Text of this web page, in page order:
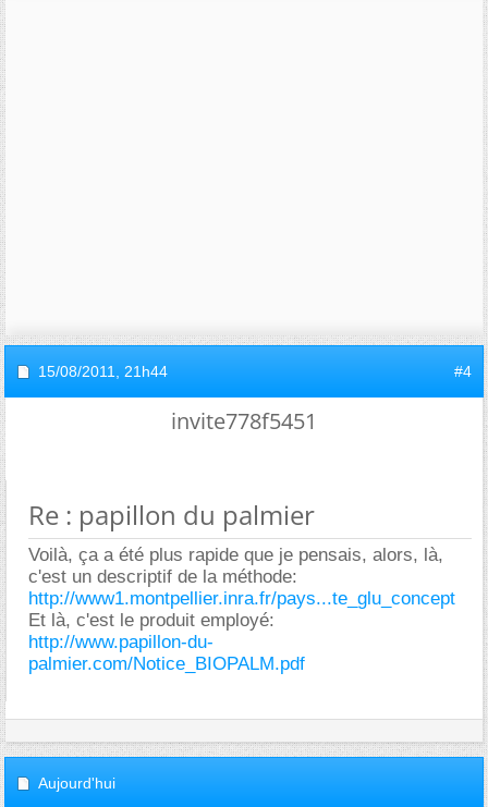
15/08/2011, 21h44 #4
invite778f5451
Re : papillon du palmier
Voilà, ça a été plus rapide que je pensais, alors, là,
c'est un descriptif de la méthode:
http://www1.montpellier.inra.fr/pays...te_glu_concept
Et là, c'est le produit employé:
http://www.papillon-du-
palmier.com/Notice_BIOPALM.pdf
Aujourd'hui